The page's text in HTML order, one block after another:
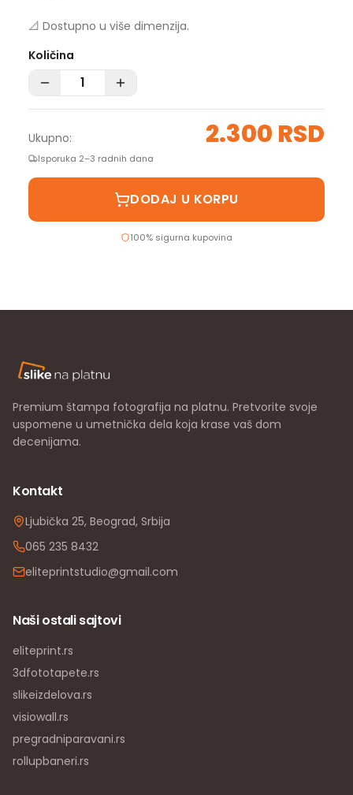
📐 Dostupno u više dimenzija.
Količina
Ukupno: 2.300 RSD
Isporuka 2–3 radnih dana
DODAJ U KORPU
100% sigurna kupovina
Premium štampa fotografija na platnu. Pretvorite svoje
uspomene u umetnička dela koja krase vaš dom
decenijama.
Kontakt
Ljubička 25, Beograd, Srbija
065 235 8432
eliteprintstudio@gmail.com
Naši ostali sajtovi
eliteprint.rs
3dfototapete.rs
slikeizdelova.rs
visiowall.rs
pregradniparavani.rs
rollupbaneri.rs